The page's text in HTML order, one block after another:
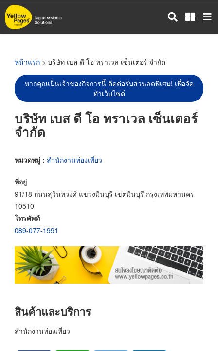
ข้าม
ไป
หน้าแรก > บริษัท เบส ดี โอ ทราเวล เซ็นเตอร์ จำกัด
หากคุณเป็นเจ้าของกิจการนี้ ติดต่อรับส่วนลดพิเศษ! เพื่อจัด
ทำเว็บไซต์
บริษัท เบส ดี โอ ทราเวล เซ็นเตอร์
จำกัด
หมวดหมู่ : สำนักงานท่องเที่ยว
ที่อยู่
91/18 ถนนสุวินทวงศ์ แขวงมีนบุรี เขตมีนบุรี กรุงเทพมหานคร
10510
โทรศัพท์
089-077-1991
สินค้าและบริการ
สำนักงานท่องเที่ยว